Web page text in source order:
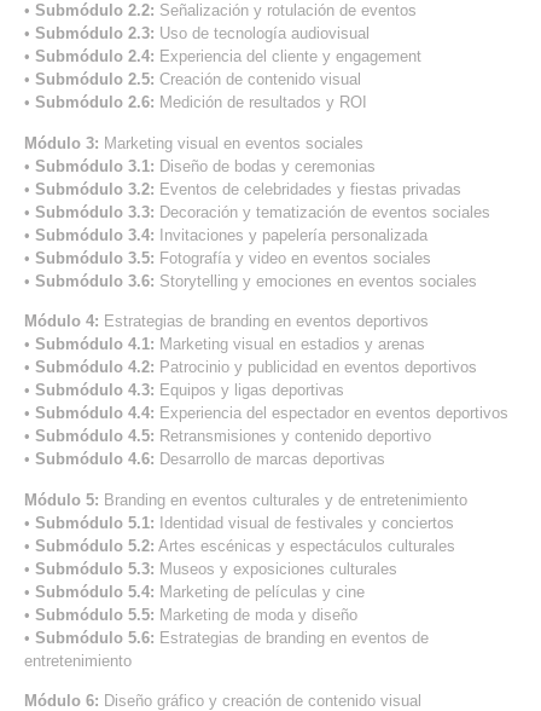
• Submódulo 2.2: Señalización y rotulación de eventos
• Submódulo 2.3: Uso de tecnología audiovisual
• Submódulo 2.4: Experiencia del cliente y engagement
• Submódulo 2.5: Creación de contenido visual
• Submódulo 2.6: Medición de resultados y ROI
Módulo 3: Marketing visual en eventos sociales
• Submódulo 3.1: Diseño de bodas y ceremonias
• Submódulo 3.2: Eventos de celebridades y fiestas privadas
• Submódulo 3.3: Decoración y tematización de eventos sociales
• Submódulo 3.4: Invitaciones y papelería personalizada
• Submódulo 3.5: Fotografía y video en eventos sociales
• Submódulo 3.6: Storytelling y emociones en eventos sociales
Módulo 4: Estrategias de branding en eventos deportivos
• Submódulo 4.1: Marketing visual en estadios y arenas
• Submódulo 4.2: Patrocinio y publicidad en eventos deportivos
• Submódulo 4.3: Equipos y ligas deportivas
• Submódulo 4.4: Experiencia del espectador en eventos deportivos
• Submódulo 4.5: Retransmisiones y contenido deportivo
• Submódulo 4.6: Desarrollo de marcas deportivas
Módulo 5: Branding en eventos culturales y de entretenimiento
• Submódulo 5.1: Identidad visual de festivales y conciertos
• Submódulo 5.2: Artes escénicas y espectáculos culturales
• Submódulo 5.3: Museos y exposiciones culturales
• Submódulo 5.4: Marketing de películas y cine
• Submódulo 5.5: Marketing de moda y diseño
• Submódulo 5.6: Estrategias de branding en eventos de
entretenimiento
Módulo 6: Diseño gráfico y creación de contenido visual